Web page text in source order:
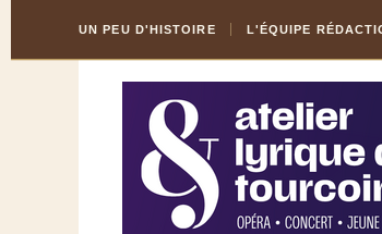
Content
la
UN PEU D'HISTOIRE L'ÉQUIPE